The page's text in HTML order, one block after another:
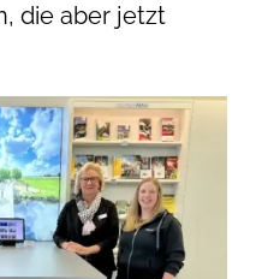
die aber jetzt